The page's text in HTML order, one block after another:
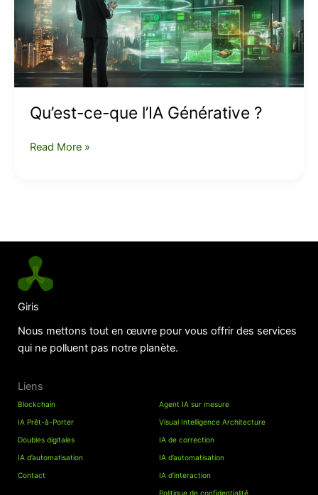
Qu’est-ce-que l’IA Générative ?
?
Read More »
Giris
Nous mettons tout en œuvre pour vous offrir des services
qui ne polluent pas notre planète.
Liens
Blockchain
IA Prêt-à-Porter
Doubles digitales
IA d’automatisation
Contact
Agent IA sur mesure
Visual Intelligence Architecture
IA de correction
IA d’automatisation
IA d’interaction
Politique de confidentialité